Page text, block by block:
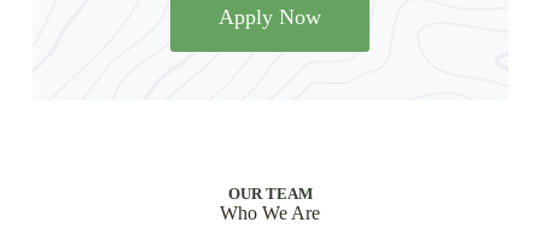
Apply Now
OUR TEAM
Who We Are